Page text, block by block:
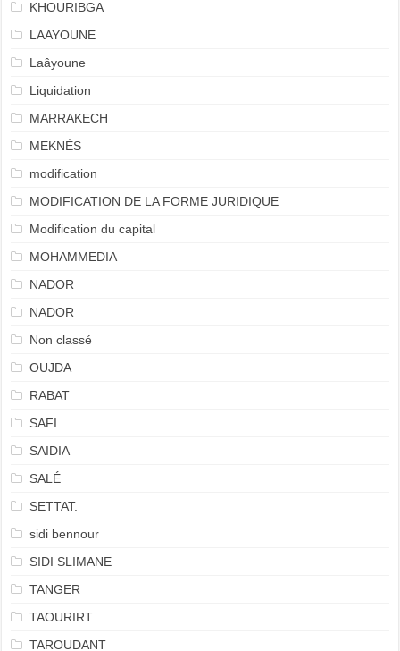
KHOURIBGA
LAAYOUNE
Laâyoune
Liquidation
MARRAKECH
MEKNÈS
modification
MODIFICATION DE LA FORME JURIDIQUE
Modification du capital
MOHAMMEDIA
NADOR
NADOR
Non classé
OUJDA
RABAT
SAFI
SAIDIA
SALÉ
SETTAT.
sidi bennour
SIDI SLIMANE
TANGER
TAOURIRT
TAROUDANT